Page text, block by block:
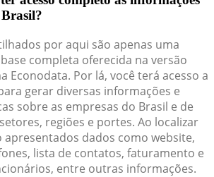
Brasil?
por aqui são apenas uma
completa oferecida na versão
Econodata. Por lá, você terá acesso a
gerar diversas informações e
sobre as empresas do Brasil e de
regiões e portes. Ao localizar
apresentados dados como website,
lista de contatos, faturamento e
entre outras informações.